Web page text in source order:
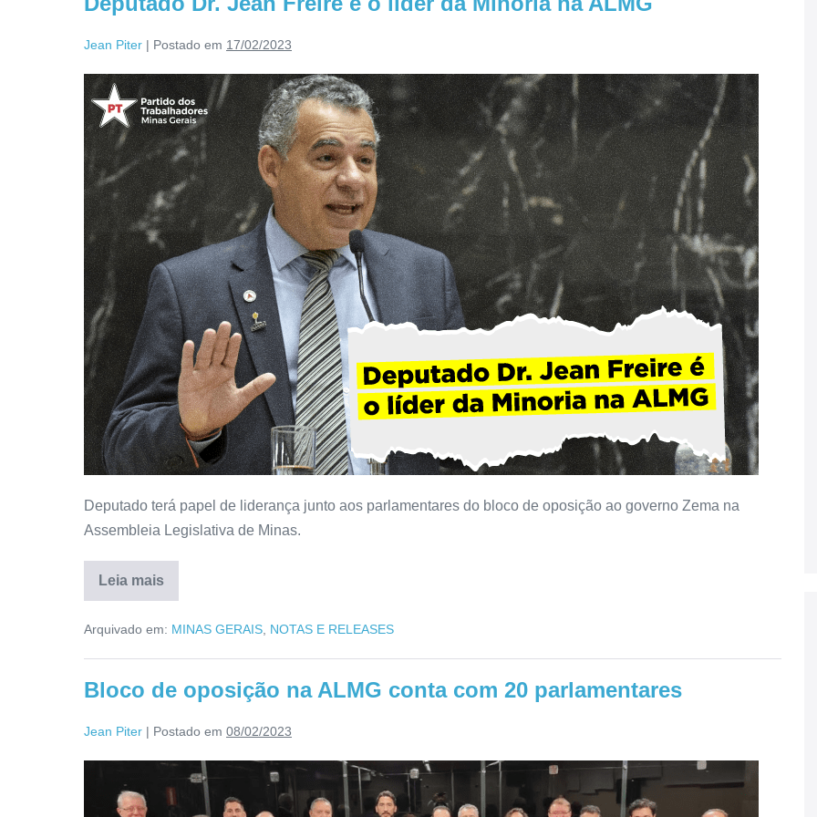
Jean Piter | Postado em 17/02/2023
Deputado terá papel de liderança junto aos parlamentares do bloco de oposição ao governo Zema na
Assembleia Legislativa de Minas.
Leia mais
Arquivado em: MINAS GERAIS NOTAS E RELEASES
Bloco de oposição na ALMG conta com 20 parlamentares
Jean Piter | Postado em 08/02/2023